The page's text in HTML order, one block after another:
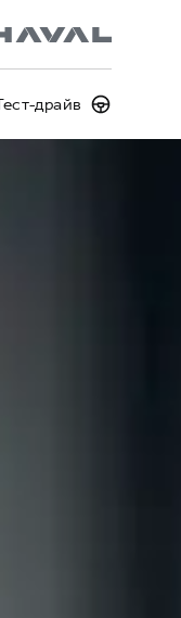
драйв